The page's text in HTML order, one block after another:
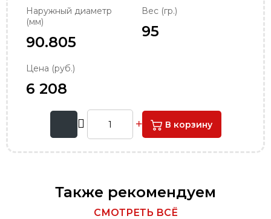
Наружный диаметр
(мм)
90.805
Вес (гр.)
95
Цена (руб.)
6 208
В корзину
Также рекомендуем
СМОТРЕТЬ ВСЁ